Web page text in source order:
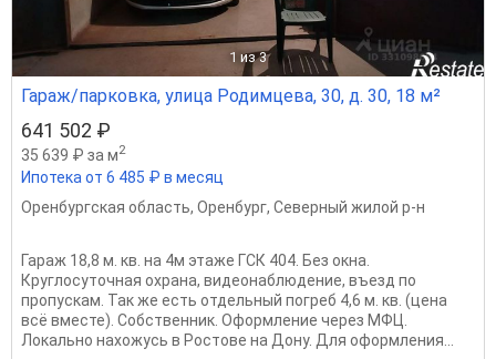
1 из 3
Гараж/парковка, улица Родимцева, 30, д. 30, 18 м²
641 502 ₽
35 639 ₽ за м2
Ипотека от 6 485 ₽ в месяц
Оренбургская область, Оренбург, Северный жилой р-н
Гараж 18,8 м. кв. на 4м этаже ГСК 404. Без окна.
Круглосуточная охрана, видеонаблюдение, въезд по
пропускам. Так же есть отдельный погреб 4,6 м. кв. (цена
всё вместе). Собственник. Оформление через МФЦ.
Локально нахожусь в Ростове на Дону. Для оформления...